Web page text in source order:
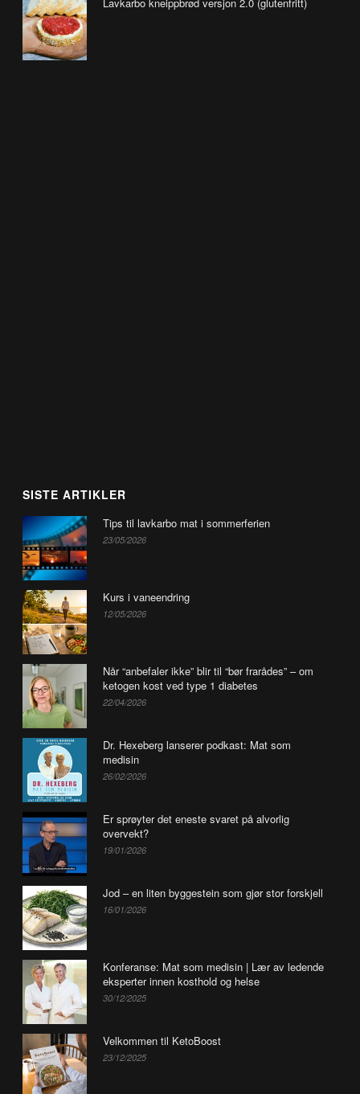
SISTE ARTIKLER
Tips til lavkarbo mat i sommerferien
23/05/2026
Kurs i vaneendring
12/05/2026
Når “anbefaler ikke” blir til “bør frarådes” – om
ketogen kost ved type 1 diabetes
22/04/2026
Dr. Hexeberg lanserer podkast: Mat som
medisin
26/02/2026
Er sprøyter det eneste svaret på alvorlig
overvekt?
19/01/2026
Jod – en liten byggestein som gjør stor forskjell
16/01/2026
Konferanse: Mat som medisin | Lær av ledende
eksperter innen kosthold og helse
30/12/2025
Velkommen til KetoBoost
23/12/2025